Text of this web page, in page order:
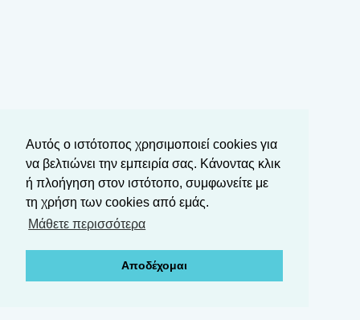
Αυτός ο ιστότοπος χρησιμοποιεί cookies για
να βελτιώνει την εμπειρία σας. Κάνοντας κλικ
ή πλοήγηση στον ιστότοπο, συμφωνείτε με
τη χρήση των cookies από εμάς.
Μάθετε περισσότερα
Αποδέχομαι